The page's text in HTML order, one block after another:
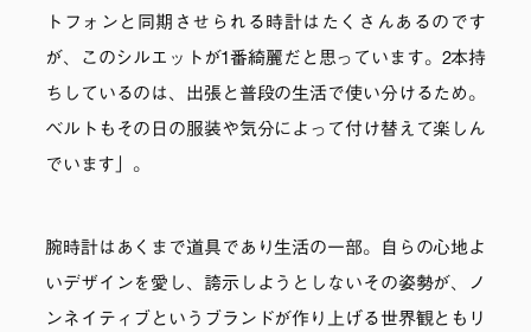
トフォンと同期させられる時計はたくさんあるのです
が、このシルエットが1番綺麗だと思っています。2本持
ちしているのは、出張と普段の生活で使い分けるため。
ベルトもその日の服装や気分によって付け替えて楽しん
でいます」。
腕時計はあくまで道具であり生活の一部。自らの心地よ
いデザインを愛し、誇示しようとしないその姿勢が、ノ
ンネイティブというブランドが作り上げる世界観ともリ